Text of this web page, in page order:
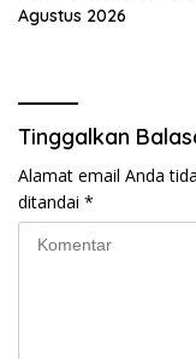
Agustus 2026
Tinggalkan
Alamat email Anda
ditandai *